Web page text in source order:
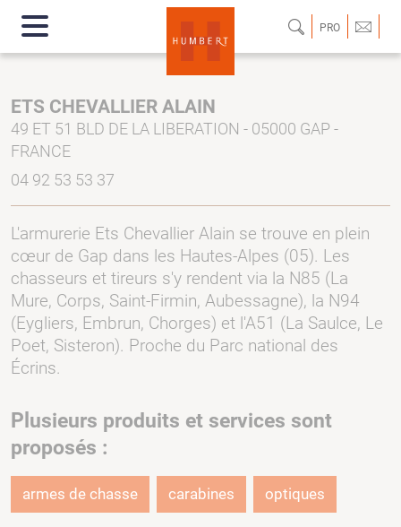
PRO
ETS CHEVALLIER ALAIN
49 ET 51 BLD DE LA LIBERATION - 05000 GAP -
FRANCE
04 92 53 53 37
L'armurerie Ets Chevallier Alain se trouve en plein
cœur de Gap dans les Hautes-Alpes (05). Les
chasseurs et tireurs s'y rendent via la N85 (La
Mure, Corps, Saint-Firmin, Aubessagne), la N94
(Eygliers, Embrun, Chorges) et l'A51 (La Saulce, Le
Poet, Sisteron). Proche du Parc national des
Écrins.
Plusieurs produits et services sont
proposés :
armes de chasse carabines optiques